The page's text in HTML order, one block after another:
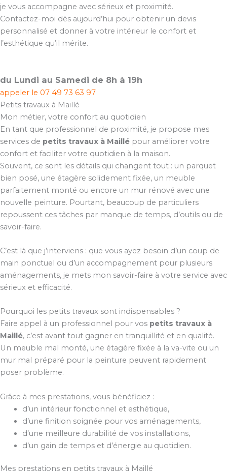
je vous accompagne avec sérieux et proximité.
Contactez-moi dès aujourd’hui pour obtenir un devis
personnalisé et donner à votre intérieur le confort et
l’esthétique qu’il mérite.
du Lundi au Samedi de 8h à 19h
appeler le 07 49 73 63 97
Petits travaux à Maillé
Mon métier, votre confort au quotidien
En tant que professionnel de proximité, je propose mes
services de petits travaux à Maillé pour améliorer votre
confort et faciliter votre quotidien à la maison.
Souvent, ce sont les détails qui changent tout : un parquet
bien posé, une étagère solidement fixée, un meuble
parfaitement monté ou encore un mur rénové avec une
nouvelle peinture. Pourtant, beaucoup de particuliers
repoussent ces tâches par manque de temps, d’outils ou de
savoir-faire.
C’est là que j’interviens : que vous ayez besoin d’un coup de
main ponctuel ou d’un accompagnement pour plusieurs
aménagements, je mets mon savoir-faire à votre service avec
sérieux et efficacité.
Pourquoi les petits travaux sont indispensables ?
Faire appel à un professionnel pour vos petits travaux à
Maillé, c’est avant tout gagner en tranquillité et en qualité.
Un meuble mal monté, une étagère fixée à la va-vite ou un
mur mal préparé pour la peinture peuvent rapidement
poser problème.
Grâce à mes prestations, vous bénéficiez :
d’un intérieur fonctionnel et esthétique,
d’une finition soignée pour vos aménagements,
d’une meilleure durabilité de vos installations,
d’un gain de temps et d’énergie au quotidien.
Mes prestations en petits travaux à Maillé